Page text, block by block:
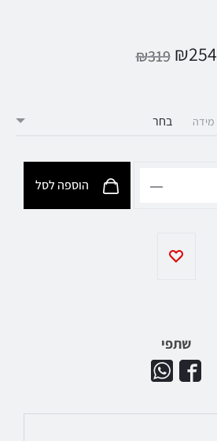
₪319 ₪254
מידה
שתפי